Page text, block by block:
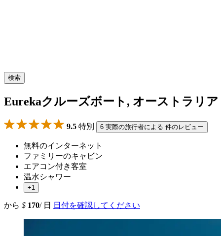
検索
Eurekaクルーズボート, オーストラリア
9.5 特別 6 実際の旅行者による 件のレビュー
無料のインターネット
ファミリーのキャビン
エアコン付き客室
温水シャワー
+1
から $ 170/ 日 日付を確認してください